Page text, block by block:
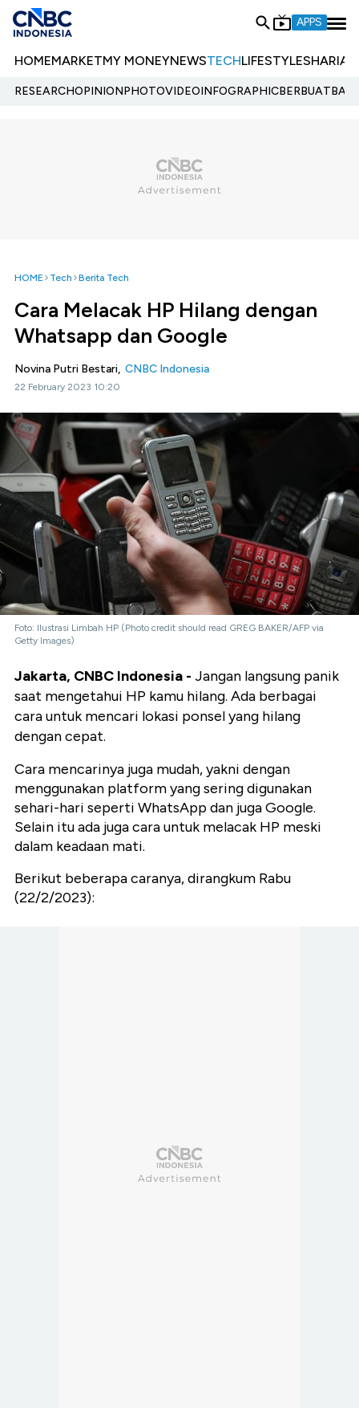
APPS
HOMEMARKETMY MONEYNEWSTECHLIFESTYLESHARIA
RESEARCHOPINIONPHOTOVIDEOINFOGRAPHIC
HOME Tech Berita Tech
Cara Melacak HP Hilang dengan
Whatsapp dan Google
Novina Putri Bestari, CNBC Indonesia
22 February 2023 10:20
Foto: Ilustrasi Limbah HP (Photo credit should read GREG BAKER/AFP via
Getty Images)
Jakarta, CNBC Indonesia - Jangan langsung panik
saat mengetahui HP kamu hilang. Ada berbagai
cara untuk mencari lokasi ponsel yang hilang
dengan cepat.
Cara mencarinya juga mudah, yakni dengan
menggunakan platform yang sering digunakan
sehari-hari seperti WhatsApp dan juga Google.
Selain itu ada juga cara untuk melacak HP meski
dalam keadaan mati.
Berikut beberapa caranya, dirangkum Rabu
(22/2/2023):